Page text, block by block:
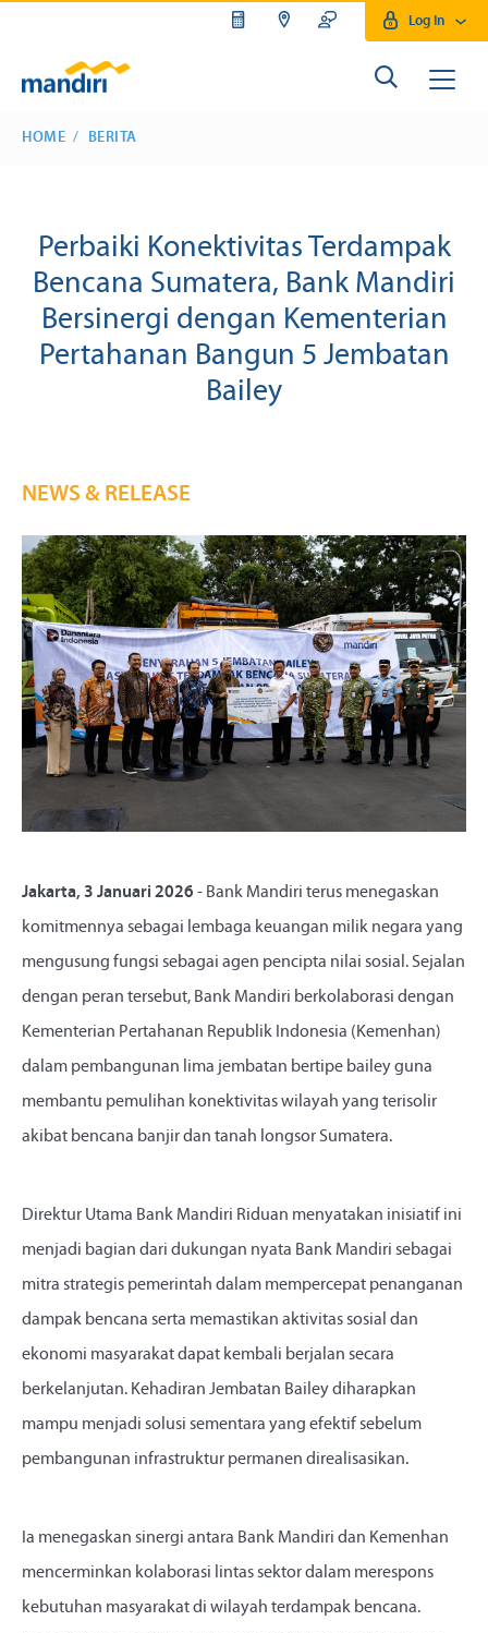
Log In
HOME BERITA
Perbaiki Konektivitas Terdampak
Bencana Sumatera, Bank Mandiri
Bersinergi dengan Kementerian
Pertahanan Bangun 5 Jembatan
Bailey
NEWS & RELEASE
Jakarta, 3 Januari 2026 - Bank Mandiri terus menegaskan
komitmennya sebagai lembaga keuangan milik negara yang
mengusung fungsi sebagai agen pencipta nilai sosial. Sejalan
dengan peran tersebut, Bank Mandiri berkolaborasi dengan
Kementerian Pertahanan Republik Indonesia (Kemenhan)
dalam pembangunan lima jembatan bertipe bailey guna
membantu pemulihan konektivitas wilayah yang terisolir
akibat bencana banjir dan tanah longsor Sumatera.
Direktur Utama Bank Mandiri Riduan menyatakan inisiatif ini
menjadi bagian dari dukungan nyata Bank Mandiri sebagai
mitra strategis pemerintah dalam mempercepat penanganan
dampak bencana serta memastikan aktivitas sosial dan
ekonomi masyarakat dapat kembali berjalan secara
berkelanjutan. Kehadiran Jembatan Bailey diharapkan
mampu menjadi solusi sementara yang efektif sebelum
pembangunan infrastruktur permanen direalisasikan.
Ia menegaskan sinergi antara Bank Mandiri dan Kemenhan
mencerminkan kolaborasi lintas sektor dalam merespons
kebutuhan masyarakat di wilayah terdampak bencana.